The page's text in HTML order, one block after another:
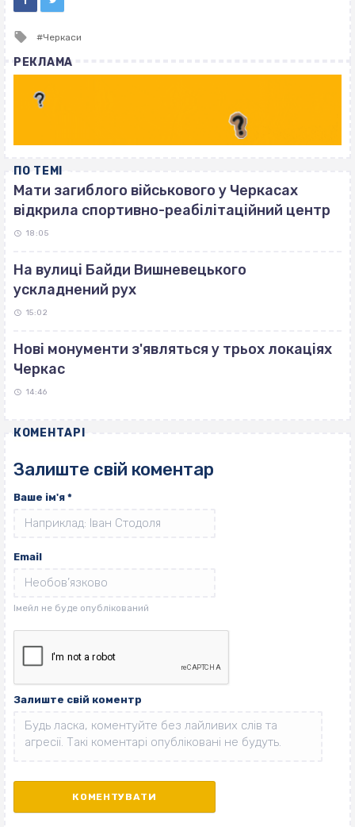
Tagged
Черкаси
РЕКЛАМА
ПО ТЕМІ
Мати загиблого військового у Черкасах
відкрила спортивно-реабілітаційний центр
18:05
На вулиці Байди Вишневецького
ускладнений рух
15:02
Нові монументи з'являться у трьох локаціях
Черкас
14:46
КОМЕНТАРІ
Залиште свій коментар
Ваше ім'я *
Email
Залиште свій коментр